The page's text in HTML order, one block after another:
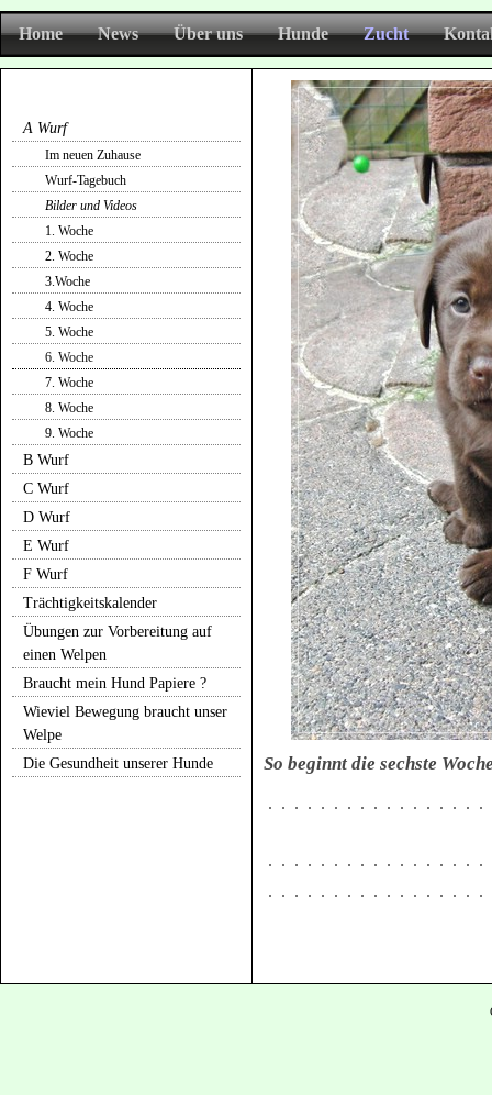
Home News Über uns Hunde Zucht
A Wurf
Im neuen Zuhause
Wurf-Tagebuch
Bilder und Videos
1. Woche
2. Woche
3.Woche
4. Woche
5. Woche
6. Woche
7. Woche
8. Woche
9. Woche
B Wurf
C Wurf
D Wurf
E Wurf
F Wurf
Trächtigkeitskalender
Übungen zur Vorbereitung auf
einen Welpen
Braucht mein Hund Papiere ?
Wieviel Bewegung braucht unser
Welpe
Die Gesundheit unserer Hunde
So beginnt die sechste
YouTube Video